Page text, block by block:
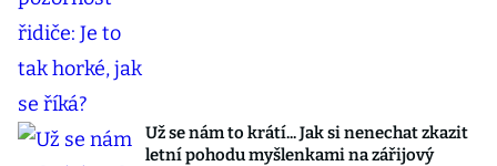
Už se nám to krátí... Jak si nenechat zkazit
letní pohodu myšlenkami na zářijový